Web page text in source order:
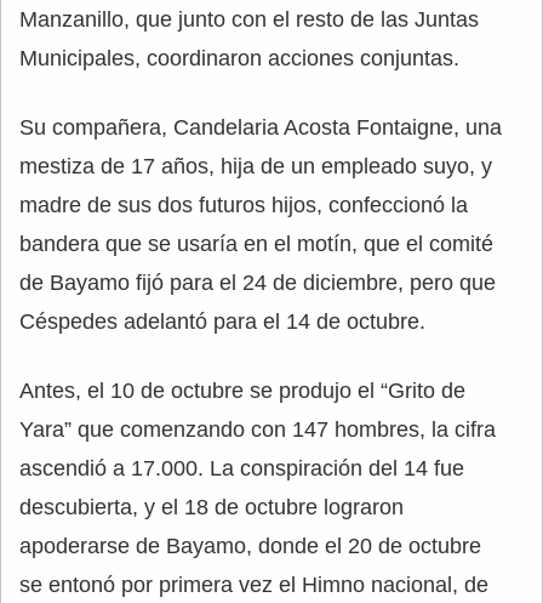
Manzanillo, que junto con el resto de las Juntas
Municipales, coordinaron acciones conjuntas.
Su compañera, Candelaria Acosta Fontaigne, una
mestiza de 17 años, hija de un empleado suyo, y
madre de sus dos futuros hijos, confeccionó la
bandera que se usaría en el motín, que el comité
de Bayamo fijó para el 24 de diciembre, pero que
Céspedes adelantó para el 14 de octubre.
Antes, el 10 de octubre se produjo el “Grito de
Yara” que comenzando con 147 hombres, la cifra
ascendió a 17.000. La conspiración del 14 fue
descubierta, y el 18 de octubre lograron
apoderarse de Bayamo, donde el 20 de octubre
se entonó por primera vez el Himno nacional, de